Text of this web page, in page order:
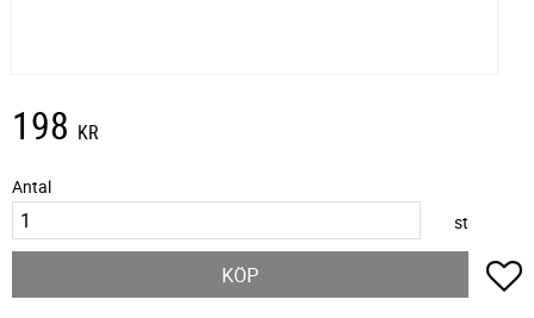
198 KR
Antal
st
KÖP